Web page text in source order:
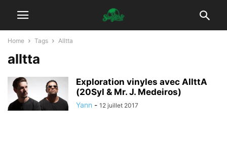
Home Tags Alltta
alltta
Exploration vinyles avec AllttA
(20Syl & Mr. J. Medeiros)
Yann - 12 juillet 2017